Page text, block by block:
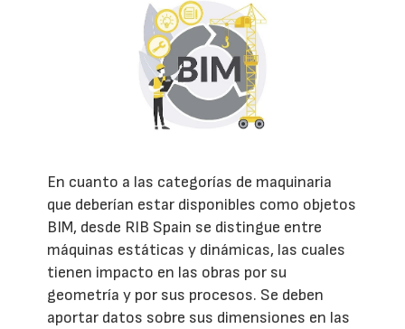
En cuanto a las categorías de maquinaria
que deberían estar disponibles como objetos
BIM, desde RIB Spain se distingue entre
máquinas estáticas y dinámicas, las cuales
tienen impacto en las obras por su
geometría y por sus procesos. Se deben
aportar datos sobre sus dimensiones en las